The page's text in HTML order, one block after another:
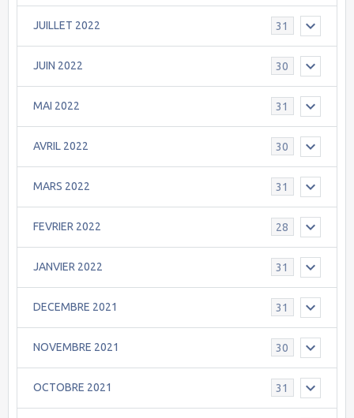
JUILLET 2022 31
JUIN 2022 30
MAI 2022 31
AVRIL 2022 30
MARS 2022 31
FEVRIER 2022 28
JANVIER 2022 31
DECEMBRE 2021 31
NOVEMBRE 2021 30
OCTOBRE 2021 31